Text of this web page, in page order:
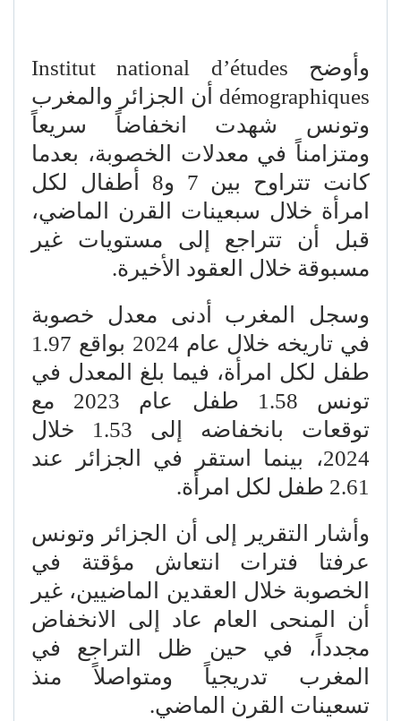
وأوضح Institut national d’études
démographiques أن الجزائر والمغرب
وتونس شهدت انخفاضاً سريعاً
ومتزامناً في معدلات الخصوبة، بعدما
كانت تتراوح بين 7 و8 أطفال لكل
امرأة خلال سبعينات القرن الماضي،
قبل أن تتراجع إلى مستويات غير
مسبوقة خلال العقود الأخيرة.
وسجل المغرب أدنى معدل خصوبة
في تاريخه خلال عام 2024 بواقع 1.97
طفل لكل امرأة، فيما بلغ المعدل في
تونس 1.58 طفل عام 2023 مع
توقعات بانخفاضه إلى 1.53 خلال
2024، بينما استقر في الجزائر عند
2.61 طفل لكل امرأة.
وأشار التقرير إلى أن الجزائر وتونس
عرفتا فترات انتعاش مؤقتة في
الخصوبة خلال العقدين الماضيين، غير
أن المنحى العام عاد إلى الانخفاض
مجدداً، في حين ظل التراجع في
المغرب تدريجياً ومتواصلاً منذ
تسعينات القرن الماضي.